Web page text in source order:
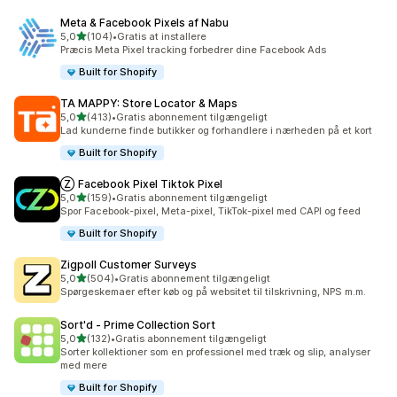
Meta & Facebook Pixels af Nabu
5,0ud af 5 stjerner
(104)
104 anmeldelser i alt
•Gratis at installere
Præcis Meta Pixel tracking forbedrer dine Facebook Ads
Built for Shopify
TA MAPPY: Store Locator & Maps
5,0ud af 5 stjerner
(413)
413 anmeldelser i alt
•Gratis abonnement tilgængeligt
Lad kunderne finde butikker og forhandlere i nærheden på et kort
Built for Shopify
Ⓩ Facebook Pixel Tiktok Pixel
5,0ud af 5 stjerner
(159)
159 anmeldelser i alt
•Gratis abonnement tilgængeligt
Spor Facebook-pixel, Meta-pixel, TikTok-pixel med CAPI og feed
Built for Shopify
Zigpoll Customer Surveys
5,0ud af 5 stjerner
(504)
504 anmeldelser i alt
•Gratis abonnement tilgængeligt
Spørgeskemaer efter køb og på websitet til tilskrivning, NPS m.m.
Sort'd ‑ Prime Collection Sort
5,0ud af 5 stjerner
(132)
132 anmeldelser i alt
•Gratis abonnement tilgængeligt
Sorter kollektioner som en professionel med træk og slip, analyser
med mere
Built for Shopify